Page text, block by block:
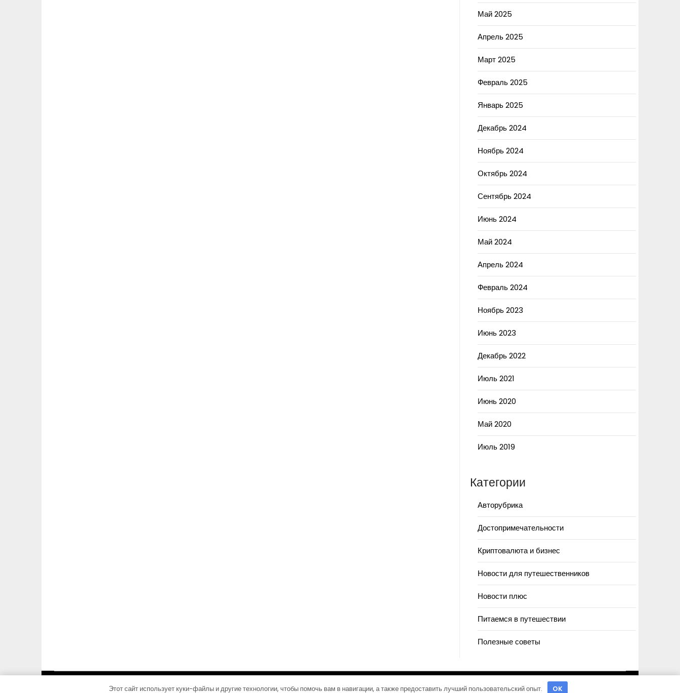
Май 2025
Апрель 2025
Март 2025
Февраль 2025
Январь 2025
Декабрь 2024
Ноябрь 2024
Октябрь 2024
Сентябрь 2024
Июнь 2024
Май 2024
Апрель 2024
Февраль 2024
Ноябрь 2023
Июнь 2023
Декабрь 2022
Июль 2021
Июнь 2020
Май 2020
Июль 2019
Категории
Авторубрика
Достопримечательности
Криптовалюта и бизнес
Новости для путешественников
Новости плюс
Питаемся в путешествии
Полезные советы
©2026 Журналы путешествий| Дизайн:Газетная тема WordPress
Этот сайт использует куки-файлы и другие технологии, чтобы помочь вам в навигации, а также предоставить лучший пользовательский опыт. OK